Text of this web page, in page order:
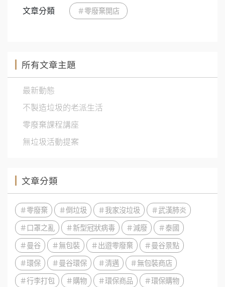
文章分類 ＃零廢棄開店
所有文章主題
最新動態
不製造垃圾的老派生活
零廢棄課程講座
無垃圾活動提案
文章分類
＃零廢棄 ＃倒垃圾 ＃我家沒垃圾
＃武漢肺炎
＃口罩之亂
＃新型冠狀病毒 ＃減廢
＃泰國
＃曼谷
＃無包裝 ＃出遊零廢棄
＃曼谷景點
＃環保
＃曼谷環保 ＃清邁
＃無包裝商店
＃行李打包
＃購物 ＃環保商品
＃環保購物